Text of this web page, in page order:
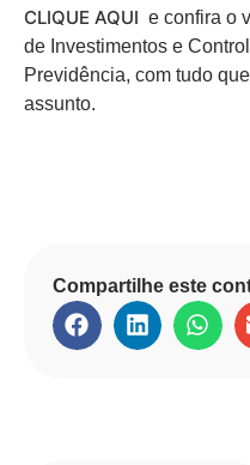
CLIQUE AQUI e confira o
de Investimentos e
Previdência, com tudo
assunto.
Compartilhe este